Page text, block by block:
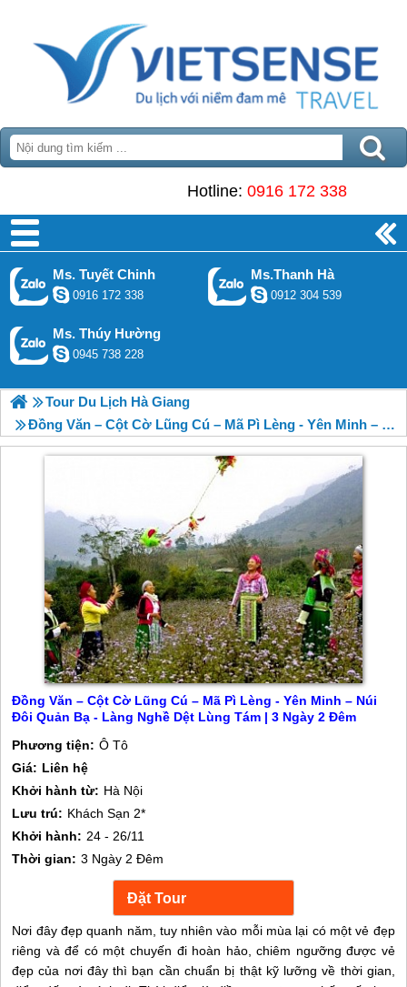
Hotline: 0916 172 338
Ms. Tuyết Chinh
0916 172 338
Ms.Thanh Hà
0912 304 539
Ms. Thúy Hường
0945 738 228
Tour Du Lịch Hà Giang
Đồng Văn – Cột Cờ Lũng Cú – Mã Pì Lèng - Yên Minh – Núi Đôi Quản Bạ - Làng Nghề Dệt Lùng Tám | 3 Ngày 2 Đêm
Đồng Văn – Cột Cờ Lũng Cú – Mã Pì Lèng - Yên Minh – Núi
Đôi Quản Bạ - Làng Nghề Dệt Lùng Tám | 3 Ngày 2 Đêm
Phương tiện: Ô Tô
Giá: Liên hệ
Khởi hành từ: Hà Nội
Lưu trú: Khách Sạn 2*
Khởi hành: 24 - 26/11
Thời gian: 3 Ngày 2 Đêm
Nơi đây đẹp quanh năm, tuy nhiên vào mỗi mùa lại có một vẻ đẹp
riêng và để có một chuyến đi hoàn hảo, chiêm ngưỡng được vẻ
đẹp của nơi đây thì bạn cần chuẩn bị thật kỹ lưỡng về thời gian,